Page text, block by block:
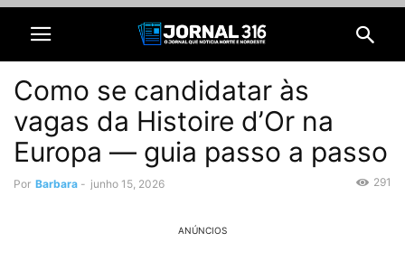
Como se candidatar às
vagas da Histoire d’Or na
Europa — guia passo a passo
Por Barbara - junho 15, 2026 291
ANÚNCIOS